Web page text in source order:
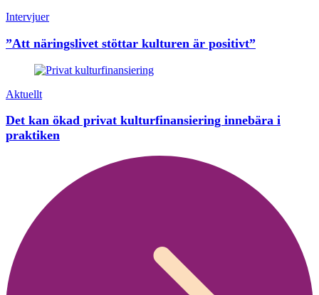
Intervjuer
”Att näringslivet stöttar kulturen är positivt”
Aktuellt
Det kan ökad privat kulturfinansiering innebära i
praktiken